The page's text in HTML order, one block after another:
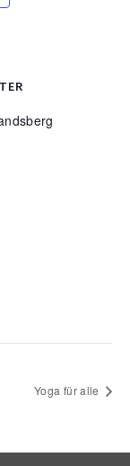
Yoga für alle